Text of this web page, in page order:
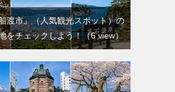
渡市』（人気観光スポット）の
をチェックしよう！（6 view）